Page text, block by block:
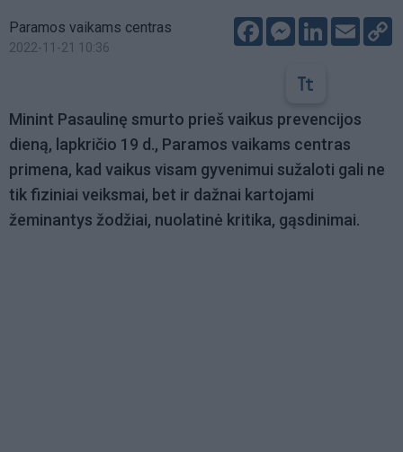
Paramos vaikams centras
2022-11-21 10:36
FacebookMessenger
LinkedIn
Email
Minint Pasaulinę smurto prieš vaikus prevencijos
dieną, lapkričio 19 d., Paramos vaikams centras
primena, kad vaikus visam gyvenimui sužaloti gali ne
tik fiziniai veiksmai, bet ir dažnai kartojami
žeminantys žodžiai, nuolatinė kritika, gąsdinimai.